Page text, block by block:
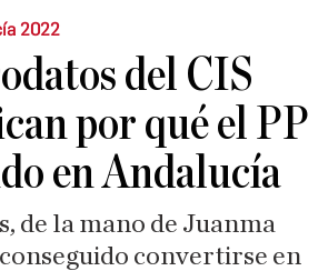
2022
del CIS
por qué el PP
en Andalucía
de la mano de Juanma
convertirse en